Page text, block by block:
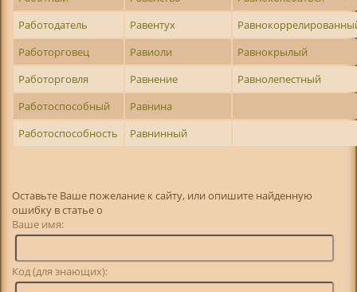
Работодатель
Равентух
Работорговец
Равиоли
Равнокрылый
Работорговля
Равнение
Равнолепестный
Работоспособный
Равнина
Работоспособность
Равнинный
Оставьте Ваше пожелание к сайту, или опишите найденную
ошибку в статье о
Ваше имя:
Код (для знающих):